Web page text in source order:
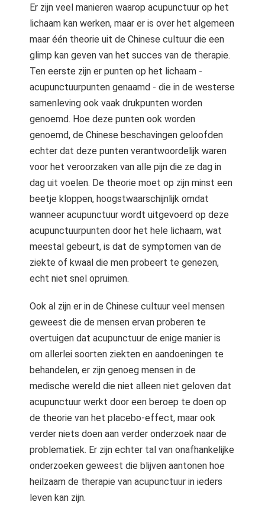
Er zijn veel manieren waarop acupunctuur op het
lichaam kan werken, maar er is over het algemeen
maar één theorie uit de Chinese cultuur die een
glimp kan geven van het succes van de therapie.
Ten eerste zijn er punten op het lichaam -
acupunctuurpunten genaamd - die in de westerse
samenleving ook vaak drukpunten worden
genoemd. Hoe deze punten ook worden
genoemd, de Chinese beschavingen geloofden
echter dat deze punten verantwoordelijk waren
voor het veroorzaken van alle pijn die ze dag in
dag uit voelen. De theorie moet op zijn minst een
beetje kloppen, hoogstwaarschijnlijk omdat
wanneer acupunctuur wordt uitgevoerd op deze
acupunctuurpunten door het hele lichaam, wat
meestal gebeurt, is dat de symptomen van de
ziekte of kwaal die men probeert te genezen,
echt niet snel opruimen.
Ook al zijn er in de Chinese cultuur veel mensen
geweest die de mensen ervan proberen te
overtuigen dat acupunctuur de enige manier is
om allerlei soorten ziekten en aandoeningen te
behandelen, er zijn genoeg mensen in de
medische wereld die niet alleen niet geloven dat
acupunctuur werkt door een beroep te doen op
de theorie van het placebo-effect, maar ook
verder niets doen aan verder onderzoek naar de
problematiek. Er zijn echter tal van onafhankelijke
onderzoeken geweest die blijven aantonen hoe
heilzaam de therapie van acupunctuur in ieders
leven kan zijn.